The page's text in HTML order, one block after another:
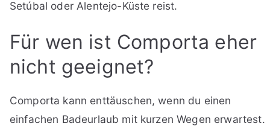
Setúbal oder Alentejo-Küste reist.
Für wen ist Comporta eher
nicht geeignet?
Comporta kann enttäuschen, wenn du einen
einfachen Badeurlaub mit kurzen Wegen erwartest.